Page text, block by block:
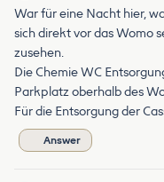
War für eine Nacht hier,
sich direkt vor das Womo
zusehen.
Die Chemie WC
Parkplatz oberhalb des
Für die Entsorgung der
Answer